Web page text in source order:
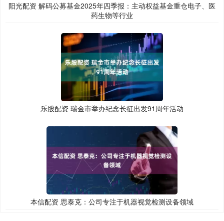
阳光配资 解码公募基金2025年四季报：主动权益基金重仓电子、医
药生物等行业
乐股配资 瑞金市举办纪念长征出发91周年活动
本信配资 思泰克：公司专注于机器视觉检测设备领域